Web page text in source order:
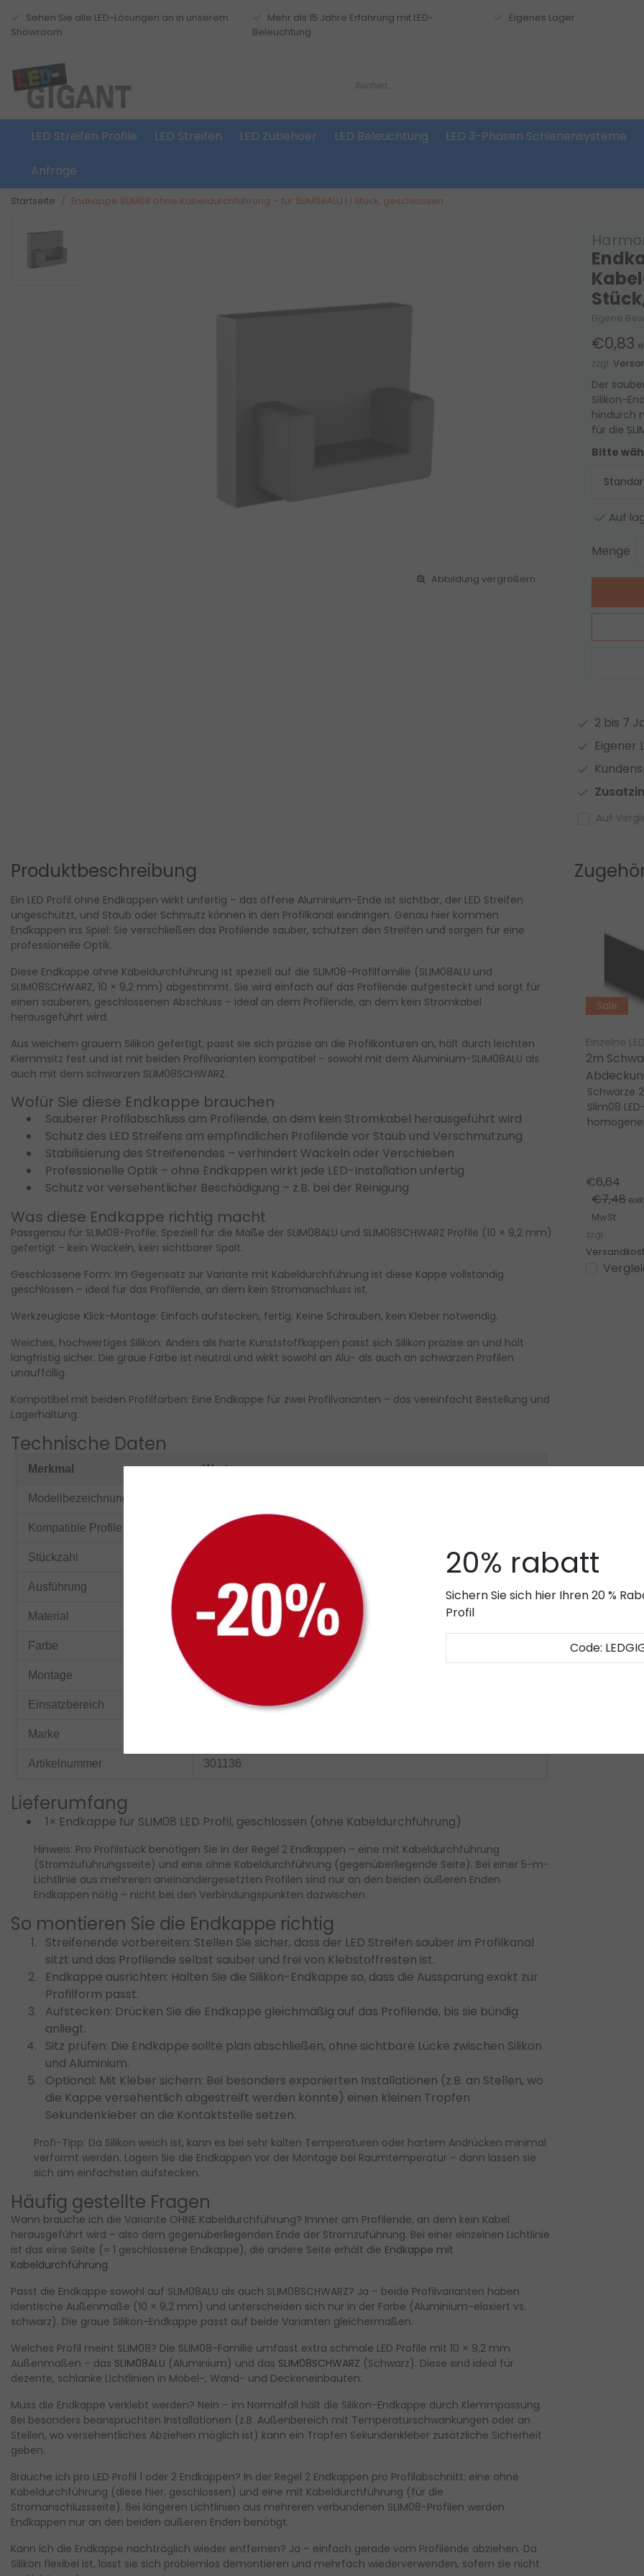
Sehen Sie alle LED-Lösungen an in unserem
Showroom
Mehr als 15 Jahre Erfahrung mit LED-
Beleuchtung
Eigenes Lager
LED Streifen Profile LED Streifen LED Zubehoer LED Beleuchtung LED 3-Phasen Schienensysteme
Anfrage
Startseite Endkappe SLIM08 ohne Kabeldurchführung – für SLIM08ALU | 1 Stück, geschlossen
Abbildung vergrößern
Eigene
€0,83
zzgl.
Der
Silikon-
hindurch
für die
Bitte
Auf
Menge
2 bis 7
Eigener
Auf
Produktbeschreibung
Ein LED Profil ohne Endkappen wirkt unfertig – das offene Aluminium-Ende ist sichtbar, der LED Streifen
ungeschützt, und Staub oder Schmutz können in den Profilkanal eindringen. Genau hier kommen
Endkappen ins Spiel: Sie verschließen das Profilende sauber, schützen den Streifen und sorgen für eine
professionelle Optik.
Diese Endkappe ohne Kabeldurchführung ist speziell auf die SLIM08-Profilfamilie (SLIM08ALU und
SLIM08SCHWARZ, 10 × 9,2 mm) abgestimmt. Sie wird einfach auf das Profilende aufgesteckt und sorgt für
einen sauberen, geschlossenen Abschluss – ideal an dem Profilende, an dem kein Stromkabel
herausgeführt wird.
Aus weichem grauem Silikon gefertigt, passt sie sich präzise an die Profilkonturen an, hält durch leichten
Klemmsitz fest und ist mit beiden Profilvarianten kompatibel – sowohl mit dem Aluminium-SLIM08ALU als
auch mit dem schwarzen SLIM08SCHWARZ.
Wofür Sie diese Endkappe brauchen
Sauberer Profilabschluss am Profilende, an dem kein Stromkabel herausgeführt wird
Schutz des LED Streifens am empfindlichen Profilende vor Staub und Verschmutzung
Stabilisierung des Streifenendes – verhindert Wackeln oder Verschieben
Professionelle Optik – ohne Endkappen wirkt jede LED-Installation unfertig
Schutz vor versehentlicher Beschädigung – z.B. bei der Reinigung
Was diese Endkappe richtig macht
Passgenau für SLIM08-Profile: Speziell für die Maße der SLIM08ALU und SLIM08SCHWARZ Profile (10 × 9,2 mm)
gefertigt – kein Wackeln, kein sichtbarer Spalt.
Geschlossene Form: Im Gegensatz zur Variante mit Kabeldurchführung ist diese Kappe vollständig
geschlossen – ideal für das Profilende, an dem kein Stromanschluss ist.
Werkzeuglose Klick-Montage: Einfach aufstecken, fertig. Keine Schrauben, kein Kleber notwendig.
Weiches, hochwertiges Silikon: Anders als harte Kunststoffkappen passt sich Silikon präzise an und hält
langfristig sicher. Die graue Farbe ist neutral und wirkt sowohl an Alu- als auch an schwarzen Profilen
unauffällig.
Kompatibel mit beiden Profilfarben: Eine Endkappe für zwei Profilvarianten – das vereinfacht Bestellung und
Lagerhaltung.
Technische Daten
Merkmal Wert
Modellbezeichnung
Kompatible Profile SLIM08ALU (Aluminium)
Stückzahl
Ausführung Ohne Kabeldurchführung (geschlossen)
Material Silikon
Farbe
Montage Aufstecken (werkzeuglos)
Einsatzbereich Innen (Standardausführung)
Marke
Artikelnummer 301136
Lieferumfang
1× Endkappe für SLIM08 LED Profil, geschlossen (ohne Kabeldurchführung)
Hinweis: Pro Profilstück benötigen Sie in der Regel 2 Endkappen – eine mit Kabeldurchführung
(Stromzuführungsseite) und eine ohne Kabeldurchführung (gegenüberliegende Seite). Bei einer 5-m-
Lichtlinie aus mehreren aneinandergesetzten Profilen sind nur an den beiden äußeren Enden
Endkappen nötig – nicht bei den Verbindungspunkten dazwischen.
So montieren Sie die Endkappe richtig
Streifenende vorbereiten: Stellen Sie sicher, dass der LED Streifen sauber im Profilkanal
sitzt und das Profilende selbst sauber und frei von Klebstoffresten ist.
Endkappe ausrichten: Halten Sie die Silikon-Endkappe so, dass die Aussparung exakt zur
Profilform passt.
Aufstecken: Drücken Sie die Endkappe gleichmäßig auf das Profilende, bis sie bündig
anliegt.
Sitz prüfen: Die Endkappe sollte plan abschließen, ohne sichtbare Lücke zwischen Silikon
und Aluminium.
Optional: Mit Kleber sichern: Bei besonders exponierten Installationen (z.B. an Stellen, wo
die Kappe versehentlich abgestreift werden könnte) einen kleinen Tropfen
Sekundenkleber an die Kontaktstelle setzen.
Profi-Tipp: Da Silikon weich ist, kann es bei sehr kalten Temperaturen oder hartem Andrücken minimal
verformt werden. Lagern Sie die Endkappen vor der Montage bei Raumtemperatur – dann lassen sie
sich am einfachsten aufstecken.
Häufig gestellte Fragen
Wann brauche ich die Variante OHNE Kabeldurchführung? Immer am Profilende, an dem kein Kabel
herausgeführt wird – also dem gegenüberliegenden Ende der Stromzuführung. Bei einer einzelnen Lichtlinie
ist das eine Seite (= 1 geschlossene Endkappe), die andere Seite erhält die Endkappe mit
Kabeldurchführung.
Passt die Endkappe sowohl auf SLIM08ALU als auch SLIM08SCHWARZ? Ja – beide Profilvarianten haben
identische Außenmaße (10 × 9,2 mm) und unterscheiden sich nur in der Farbe (Aluminium-eloxiert vs.
schwarz). Die graue Silikon-Endkappe passt auf beide Varianten gleichermaßen.
Welches Profil meint SLIM08? Die SLIM08-Familie umfasst extra schmale LED Profile mit 10 × 9,2 mm
Außenmaßen – das SLIM08ALU (Aluminium) und das SLIM08SCHWARZ (Schwarz). Diese sind ideal für
dezente, schlanke Lichtlinien in Möbel-, Wand- und Deckeneinbauten.
Muss die Endkappe verklebt werden? Nein – im Normalfall hält die Silikon-Endkappe durch Klemmpassung.
Bei besonders beanspruchten Installationen (z.B. Außenbereich mit Temperaturschwankungen oder an
Stellen, wo versehentliches Abziehen möglich ist) kann ein Tropfen Sekundenkleber zusätzliche Sicherheit
geben.
Brauche ich pro LED Profil 1 oder 2 Endkappen? In der Regel 2 Endkappen pro Profilabschnitt: eine ohne
Kabeldurchführung (diese hier, geschlossen) und eine mit Kabeldurchführung (für die
Stromanschlussseite). Bei längeren Lichtlinien aus mehreren verbundenen SLIM08-Profilen werden
Endkappen nur an den beiden äußeren Enden benötigt.
Kann ich die Endkappe nachträglich wieder entfernen? Ja – einfach gerade vom Profilende abziehen. Da
Silikon flexibel ist, lässt sie sich problemlos demontieren und mehrfach wiederverwenden, sofern sie nicht
Profiles
LED Aluminium-Profil
Klick-Abdeckung 10x8
für LED Streifen -
Profil (10x8mm) mit
Klick-Abdeckung für
homogene Lichtlinie.
zu mon...
Varianten verfügbar
exkl. MwSt.
Vergleichen Ansehen
Harmony Profiles
Weißes SLIM LED
Aluminiumprofil mit Klick-
Abdeckung 10x8 mm –
SLIM308WEISS
Profil (10mm x 8mm) mit
opaler Klickabdeckung für eine
elegante, homogene Lichtlinie.
Einfach ...
Mehrere Varianten verfügbar
€8,06 exkl. MwSt.
Versandkosten
Vergleichen Ansehen
Harmony Profiles
Schwarzes SLIM LED Alu-
SLIM308SCHWARZ
opaler Klickabdeckung für eine
elegante, homogene Lichtlinie.
Einfa...
Mehrere Varianten verfügbar
€10,96
Versandkosten
Sale
2m
– für LED
Schwarze
Slim08
€6,64
€7,48
MwSt.
zzgl.
20% rabatt
Sichern Sie sich hier Ihren 20 %
Profil
Code: